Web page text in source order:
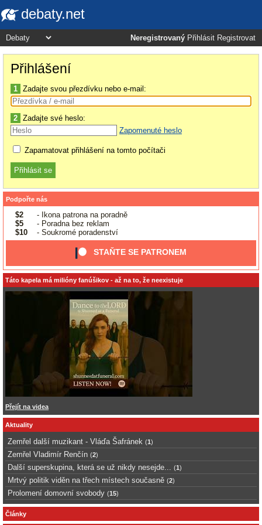
debaty.net
Neregistrovaný Přihlásit Registrovat
Přihlášení
1 Zadajte svou přezdívku nebo e-mail:
2 Zadajte své heslo:
Zapomenuté heslo
Zapamatovat přihlášení na tomto počítači
Podpořte nás
$2
- Ikona patrona na poradně
$5
- Poradna bez reklam
$10
- Soukromé poradenství
STAŇTE SE PATRONEM
Táto kapela má milióny fanúšikov - až na to, že neexistuje
Přejít na videa
Aktuality
Zemřel další muzikant - Vláďa Šafránek (1)
Zemřel Vladimír Renčín (2)
Další superskupina, která se už nikdy nesejde... (1)
Mrtvý politik viděn na třech místech současně (2)
Prolomení domovní svobody (15)
Články